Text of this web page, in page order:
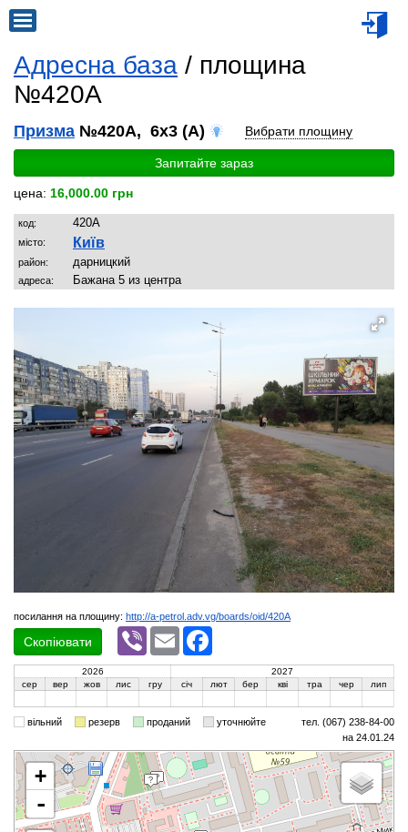
Адресна база / площина
№420A
Призма №420A, 6x3 (A) Вибрати площину
Запитайте зараз
цена: 16,000.00 грн
код: 420A
місто: Київ
район: дарницкий
адреса: Бажана 5 из центра
посилання на площину: http://a-petrol.adv.vg/boards/oid/420A
Скопіювати
Viber Email
2026
2027
сер
вер жов лис гру січ лют бер кві тра чер лип
вільний резерв проданий уточнюйте
тел. (067) 238-84-00
на 24.01.24
+
-